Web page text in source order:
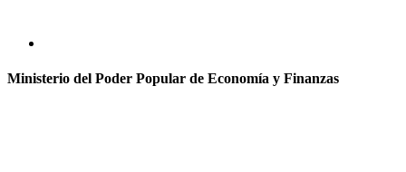
Ministerio del Poder Popular de Economía y Finanzas